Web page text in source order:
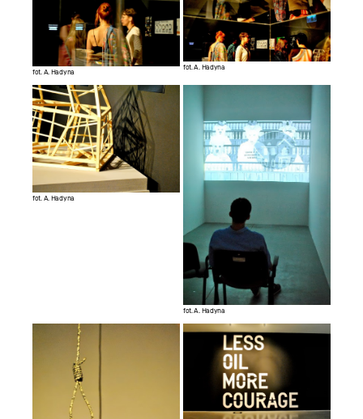
fot. A. Hadyna
fot. A. Hadyna
fot. A. Hadyna
fot. A. Hadyna